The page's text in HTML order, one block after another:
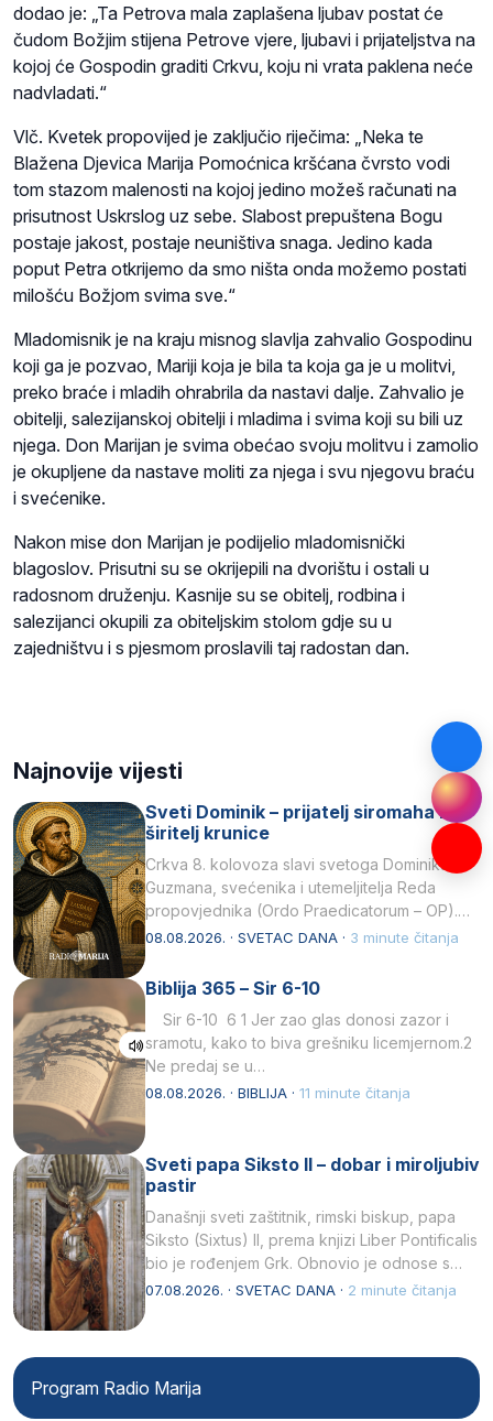
dodao je: „Ta Petrova mala zaplašena ljubav postat će
čudom Božjim stijena Petrove vjere, ljubavi i prijateljstva na
kojoj će Gospodin graditi Crkvu, koju ni vrata paklena neće
nadvladati.“
Vlč. Kvetek propovijed je zaključio riječima: „Neka te
Blažena Djevica Marija Pomoćnica kršćana čvrsto vodi
tom stazom malenosti na kojoj jedino možeš računati na
prisutnost Uskrslog uz sebe. Slabost prepuštena Bogu
postaje jakost, postaje neuništiva snaga. Jedino kada
poput Petra otkrijemo da smo ništa onda možemo postati
milošću Božjom svima sve.“
Mladomisnik je na kraju misnog slavlja zahvalio Gospodinu
koji ga je pozvao, Mariji koja je bila ta koja ga je u molitvi,
preko braće i mladih ohrabrila da nastavi dalje. Zahvalio je
obitelji, salezijanskoj obitelji i mladima i svima koji su bili uz
njega. Don Marijan je svima obećao svoju molitvu i zamolio
je okupljene da nastave moliti za njega i svu njegovu braću
i svećenike.
Nakon mise don Marijan je podijelio mladomisnički
blagoslov. Prisutni su se okrijepili na dvorištu i ostali u
radosnom druženju. Kasnije su se obitelj, rodbina i
salezijanci okupili za obiteljskim stolom gdje su u
zajedništvu i s pjesmom proslavili taj radostan dan.
Najnovije vijesti
Sveti Dominik – prijatelj siromaha i
širitelj krunice
Crkva 8. kolovoza slavi svetoga Dominika
Guzmana, svećenika i utemeljitelja Reda
propovjednika (Ordo Praedicatorum – OP).
Svojim životom, dubokom ljubavlju prema
08.08.2026. · SVETAC DANA · 3 minute čitanja
Biblija 365 – Sir 6-10
Sir 6-10 6 1 Jer zao glas donosi zazor i
sramotu, kako to biva grešniku licemjernom.2
Ne predaj se u…
08.08.2026. · BIBLIJA · 11 minute čitanja
Sveti papa Siksto II – dobar i miroljubiv
pastir
Današnji sveti zaštitnik, rimski biskup, papa
Siksto (Sixtus) II, prema knjizi Liber Pontificalis
bio je rođenjem Grk. Obnovio je odnose s
afričkim…
07.08.2026. · SVETAC DANA · 2 minute čitanja
Program Radio Marija